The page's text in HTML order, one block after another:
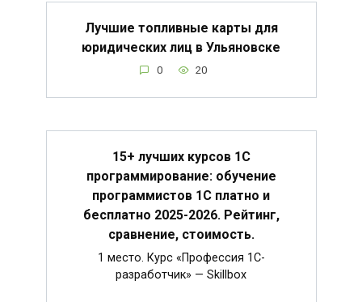
Лучшие топливные карты для
юридических лиц в Ульяновске
0 20
15+ лучших курсов 1С
программирование: обучение
программистов 1С платно и
бесплатно 2025-2026. Рейтинг,
сравнение, стоимость.
1 место. Курс «Профессия 1C-
разработчик» — Skillbox